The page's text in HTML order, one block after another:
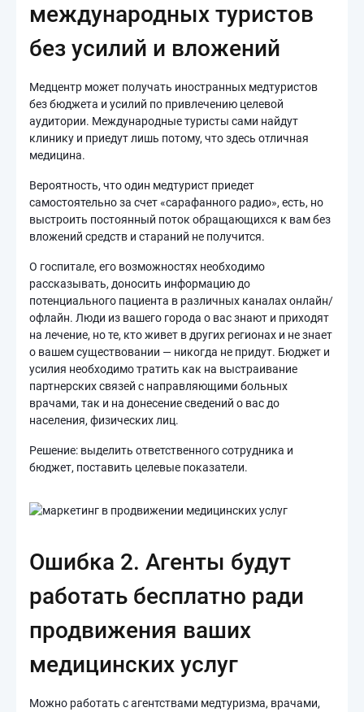
международных туристов
без усилий и вложений
Медцентр может получать иностранных медтуристов
без бюджета и усилий по привлечению целевой
аудитории. Международные туристы сами найдут
клинику и приедут лишь потому, что здесь отличная
медицина.
Вероятность, что один медтурист приедет
самостоятельно за счет «сарафанного радио», есть, но
выстроить постоянный поток обращающихся к вам без
вложений средств и стараний не получится.
О госпитале, его возможностях необходимо
рассказывать, доносить информацию до
потенциального пациента в различных каналах онлайн/
офлайн. Люди из вашего города о вас знают и приходят
на лечение, но те, кто живет в других регионах и не знает
о вашем существовании — никогда не придут. Бюджет и
усилия необходимо тратить как на выстраивание
партнерских связей с направляющими больных
врачами, так и на донесение сведений о вас до
населения, физических лиц.
Решение: выделить ответственного сотрудника и
бюджет, поставить целевые показатели.
Ошибка 2. Агенты будут
работать бесплатно ради
продвижения ваших
медицинских услуг
Можно работать с агентствами медтуризма, врачами,